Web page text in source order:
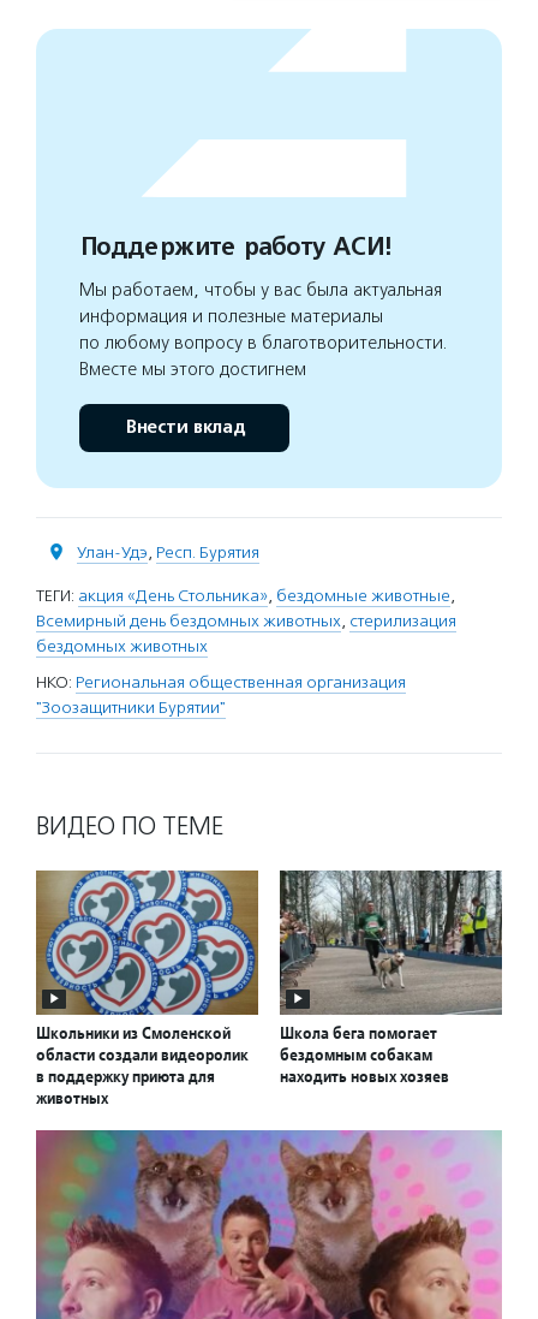
Поддержите работу АСИ!
Мы работаем, чтобы у вас была актуальная
информация и полезные материалы
по любому вопросу в благотворительности.
Вместе мы этого достигнем
Внести вклад
Улан-Удэ, Респ. Бурятия
ТЕГИ: акция «День Стольника», бездомные животные,
Всемирный день бездомных животных, стерилизация
бездомных животных
НКО: Региональная общественная организация
"Зоозащитники Бурятии"
ВИДЕО ПО ТЕМЕ
Школьники из Смоленской
области создали видеоролик
в поддержку приюта для
животных
Школа бега помогает
бездомным собакам
находить новых хозяев